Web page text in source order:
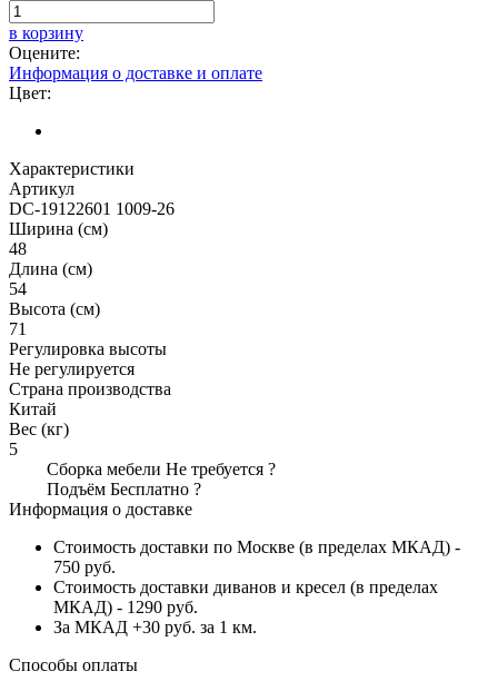
в корзину
Оцените:
Информация о доставке и оплате
Цвет:
Характеристики
Артикул
DC-19122601 1009-26
Ширина (см)
48
Длина (см)
54
Высота (см)
71
Регулировка высоты
Не регулируется
Страна производства
Китай
Вес (кг)
5
Сборка мебели Не требуется ?
Подъём Бесплатно ?
Информация о доставке
Стоимость доставки по Москве (в пределах МКАД) -
750 руб.
Стоимость доставки диванов и кресел (в пределах
МКАД) - 1290 руб.
За МКАД +30 руб. за 1 км.
Способы оплаты